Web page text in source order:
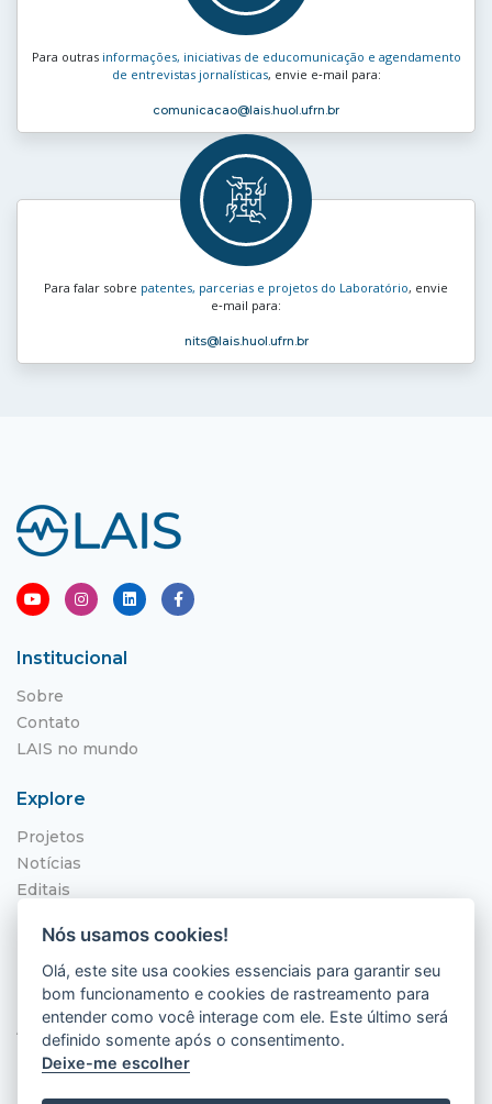
Para outras informações, iniciativas de educomunicação e agendamento
de entrevistas jornalísticas, envie e‑mail para:
comunicacao@lais.huol.ufrn.br
Para falar sobre patentes, parcerias e projetos do Laboratório, envie
e‑mail para:
nits@lais.huol.ufrn.br
Institucional
Sobre
Contato
LAIS no mundo
Explore
Projetos
Notícias
Editais
Localização
Hospital Universitário Onofre Lopes - HUOL
Av. Nilo Peçanha, 620 - Petrópolis
Natal - RN, 59012-300
Nós usamos cookies!
Olá, este site usa cookies essenciais para garantir seu
bom funcionamento e cookies de rastreamento para
entender como você interage com ele. Este último será
definido somente após o consentimento.
Deixe-me escolher